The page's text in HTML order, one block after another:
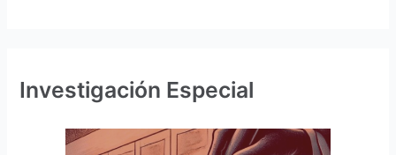
Investigación Especial